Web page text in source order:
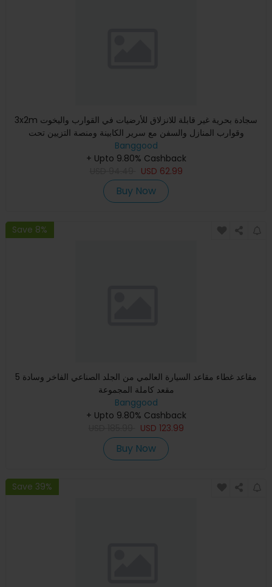
3x2m سجادة بحرية غير قابلة للانزلاق للأرضيات في القوارب واليخوت
وقوارب المنازل والسفن مع سرير الكابينة ومنصة التزيين تحت
Banggood
+ Upto 9.80% Cashback
USD 62.99
Buy Now
Save 8%
5 مقاعد غطاء مقاعد السيارة العالمي من الجلد الصناعي الفاخر وسادة
مقعد كاملة المجموعة
Banggood
+ Upto 9.80% Cashback
USD 123.99
Buy Now
Save 39%